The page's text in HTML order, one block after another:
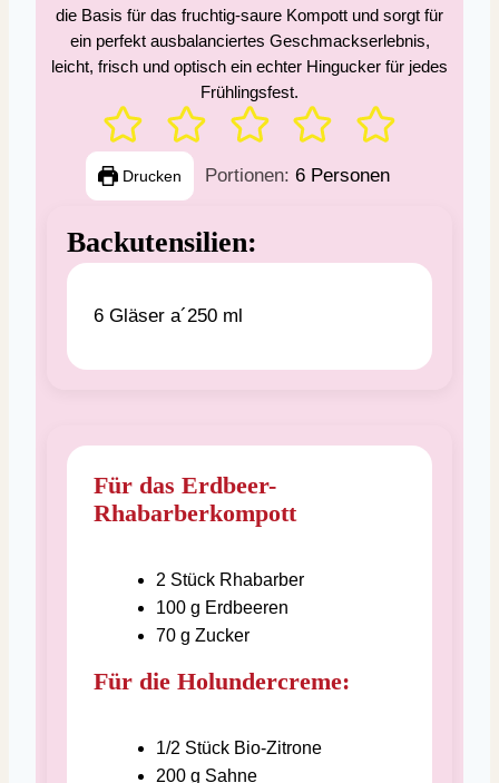
die Basis für das fruchtig-saure Kompott und sorgt für
ein perfekt ausbalanciertes Geschmackserlebnis,
leicht, frisch und optisch ein echter Hingucker für jedes
Frühlingsfest.
Drucken Portionen:6 Personen
Backutensilien:
6 Gläser a´250 ml
Für das Erdbeer-
Rhabarberkompott
2 Stück Rhabarber
100 g Erdbeeren
70 g Zucker
Für die Holundercreme:
1/2 Stück Bio-Zitrone
200 g Sahne